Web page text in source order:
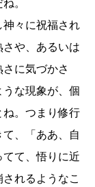
。
々に祝福され
や、あるいは
に気づかさ
な現象が、個
ね。つまり修行
、「ああ、自
て、悟りに近
れるようなこ